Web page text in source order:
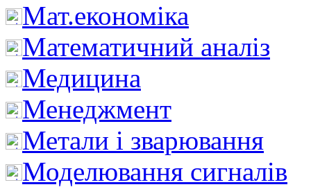
Мат.економіка
Математичний аналіз
Медицина
Менеджмент
Метали і зварювання
Моделювання сигналів